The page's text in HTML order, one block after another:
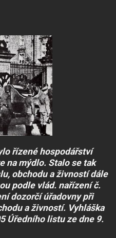
řízené hospodářství
na mýdlo. Stalo se tak
obchodu a živností dále
podle vlád. nařízení č.
dozorčí úřadovny při
a živností. Vyhláška
Úředního listu ze dne 9.